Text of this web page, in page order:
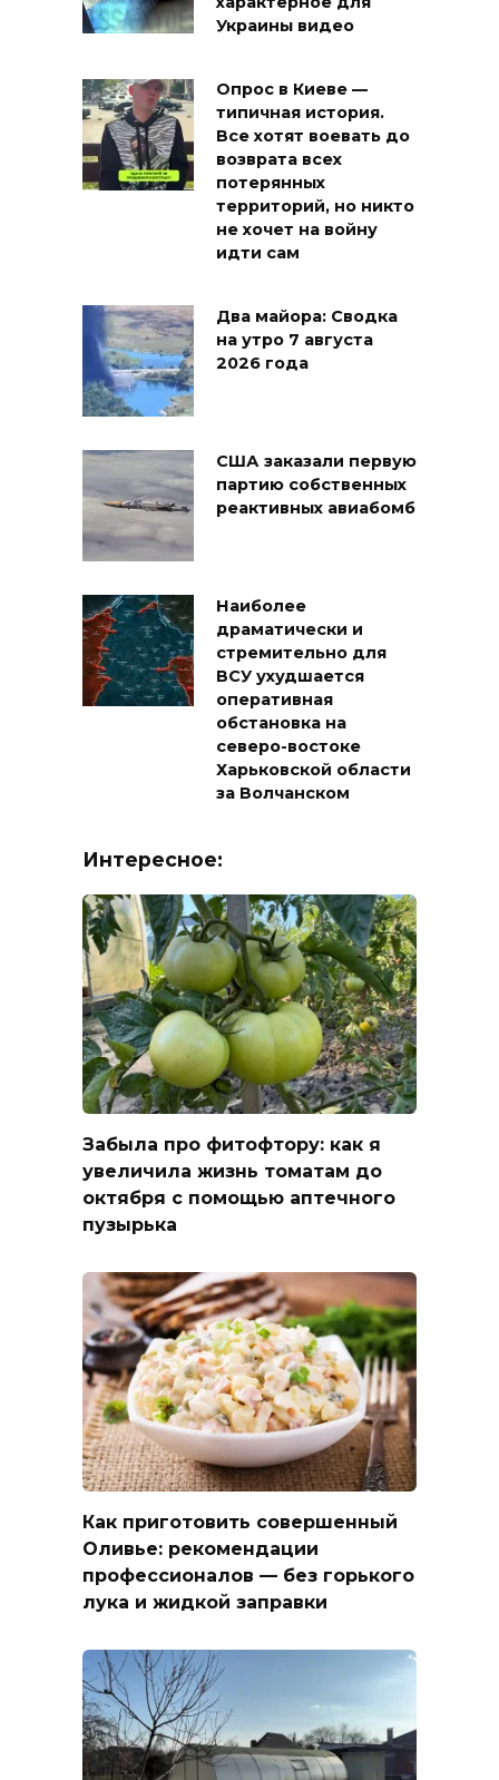
Украины видео
Опрос в Киеве —
типичная история.
Все хотят воевать до
возврата всех
потерянных
территорий, но никто
не хочет на войну
идти сам
Два майора: Сводка
на утро 7 августа
2026 года
США заказали первую
партию собственных
реактивных авиабомб
Наиболее
драматически и
стремительно для
ВСУ ухудшается
оперативная
обстановка на
северо-востоке
Харьковской области
за Волчанском
Интересное:
Забыла про фитофтору: как я
увеличила жизнь томатам до
октября с помощью аптечного
пузырька
Как приготовить совершенный
Оливье: рекомендации
профессионалов — без горького
лука и жидкой заправки